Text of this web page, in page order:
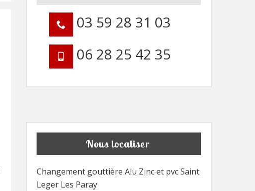
03 59 28 31 03
06 28 25 42 35
Nous localiser
Changement gouttière Alu Zinc et pvc Saint
Leger Les Paray